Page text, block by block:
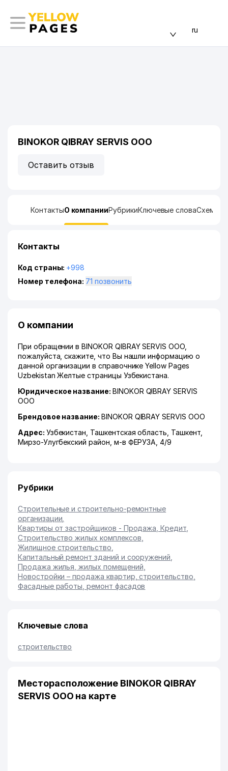
ru
BINOKOR QIBRAY SERVIS ООО
Оставить отзыв
КонтактыО компанииРубрикиКлючевые словаСхема
Контакты
Код страны: +998
Номер телефона:
71 позвонить
О компании
При обращении в BINOKOR QIBRAY SERVIS ООО,
пожалуйста, скажите, что Вы нашли информацию о
данной организации в справочнике Yellow Pages
Uzbekistan Желтые страницы Узбекистана.
Юридическое название: BINOKOR QIBRAY SERVIS
ООО
Брендовое название: BINOKOR QIBRAY SERVIS ООО
Адрес: Узбекистан, Ташкентская область Ташкент,
Мирзо-Улугбекский район м-в ФЕРУЗА , 4/9
Рубрики
Строительные и строительно-ремонтные
организации
Квартиры от застройщиков - Продажа, Кредит,
Строительство жилых комплексов
Жилищное строительство
Капитальный ремонт зданий и сооружений
Продажа жилья, жилых помещений
Новостройки – продажа квартир, строительство
Фасадные работы, ремонт фасадов
Ключевые слова
строительство
Месторасположение BINOKOR QIBRAY
SERVIS ООО на карте